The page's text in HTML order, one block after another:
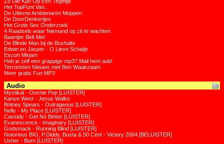
Het TopPunt Van..
De Ultieme Ambtenaren Moppen
De DoorDenkertjes
Het Grote Sex Onderzoek
4 Raadsels waar Niemand op zit te wachten
Baantjer Belt Met
De Blinde Man bij de Bushalte
Edwin en Jasper - O Lieve Schatje
Escort Mirjam
Heb je zelf een grappige mp3? Mail hem aub!
Terroristen Nieuws met Ben Waakzaam
Meer gratis Fun MP3
Audio
Mystikal - Oochie Pop [LUISTER]
Kanye West - Jesus Walks
Britney Spears - Outrageous [LUISTER]
Nelly - My Place [LUISTER]
Cassidy - Get No Better [LUISTER]
Evanescence - Imaginary [LUISTER]
Godsmack - Running Blind [LUISTER]
Notorious BIG, P.Diddy, Busta & 50 Cent - Victory 2004 [BELUISTER]
Usher - Burn [LUISTER]